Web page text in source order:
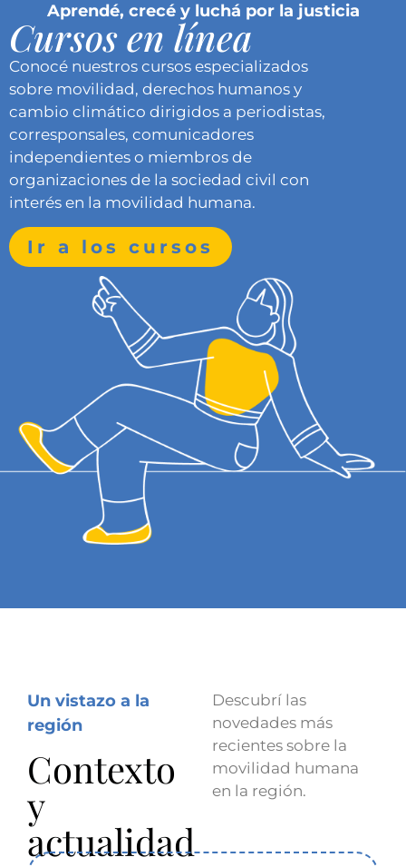
Aprendé, crecé y luchá por la justicia
Cursos en línea
Conocé nuestros cursos especializados
sobre movilidad, derechos humanos y
cambio climático dirigidos a periodistas,
corresponsales, comunicadores
independientes o miembros de
organizaciones de la sociedad civil con
interés en la movilidad humana.
Ir a los cursos
Un vistazo a la
región
Contexto
y
actualidad
Descubrí las
novedades más
recientes sobre la
movilidad humana
en la región.